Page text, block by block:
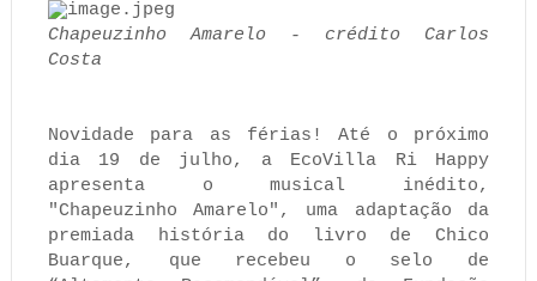
Chapeuzinho Amarelo - crédito Carlos
Costa
Novidade para as férias! Até o próximo
dia 19 de julho, a EcoVilla Ri Happy
apresenta o musical inédito,
"Chapeuzinho Amarelo", uma adaptação da
premiada história do livro de Chico
Buarque, que recebeu o selo de